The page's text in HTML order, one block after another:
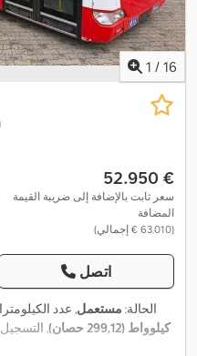
1 / 16
‏52.950 €
سعر ثابت بالإضافة إلى ضريبة القيمة
المضافة
(‏63.010 € إجمالي)
اتصل
الحالة: مستعمل, عدد
كيلوواط (299,12 حصان)
,